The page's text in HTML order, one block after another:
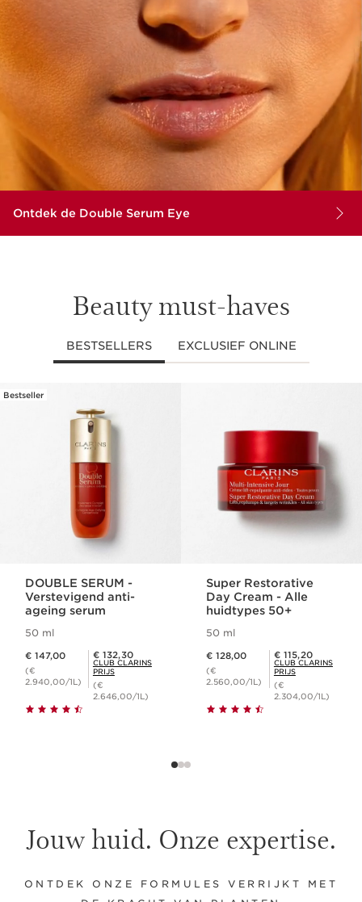
Ontdek de Double Serum Eye
Beauty must-haves
BESTSELLERS EXCLUSIEF ONLINE
Bestseller
DOUBLE SERUM -
Verstevigend anti-
ageing serum
50 ml
€ 147,00
(€
2.940,00/1L)
Club Clarins Prijs € 132,30
€ 132,30
CLUB CLARINS
PRIJS
(€
2.646,00/1L)
Super Restorative
Day Cream - Alle
huidtypes 50+
50 ml
€ 128,00
(€
2.560,00/1L)
Club Clarins Prijs € 115,20
€ 115,20
CLUB CLARINS
PRIJS
(€
2.304,00/1L)
Jouw huid. Onze expertise.
ONTDEK ONZE FORMULES VERRIJKT MET